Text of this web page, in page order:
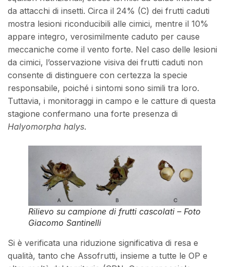
da attacchi di insetti. Circa il 24% (C) dei frutti caduti
mostra lesioni riconducibili alle cimici, mentre il 10%
appare integro, verosimilmente caduto per cause
meccaniche come il vento forte. Nel caso delle lesioni
da cimici, l’osservazione visiva dei frutti caduti non
consente di distinguere con certezza la specie
responsabile, poiché i sintomi sono simili tra loro.
Tuttavia, i monitoraggi in campo e le catture di questa
stagione confermano una forte presenza di
Halyomorpha halys.
Rilievo su campione di frutti cascolati – Foto
Giacomo Santinelli
Si è verificata una riduzione significativa di resa e
qualità, tanto che Assofrutti, insieme a tutte le OP e